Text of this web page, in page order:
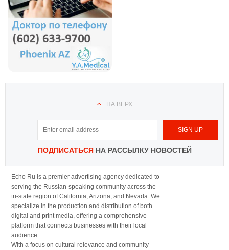
НА ВЕРХ
ПОДПИСАТЬСЯНА РАССЫЛКУ НОВОСТЕЙ
Echo Ru is a premier advertising agency dedicated to
serving the Russian-speaking community across the
tri-state region of California, Arizona, and Nevada. We
specialize in the production and distribution of both
digital and print media, offering a comprehensive
platform that connects businesses with their local
audience.
With a focus on cultural relevance and community